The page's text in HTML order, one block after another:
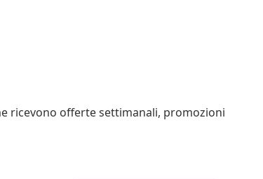
ricevono offerte settimanali, promozioni